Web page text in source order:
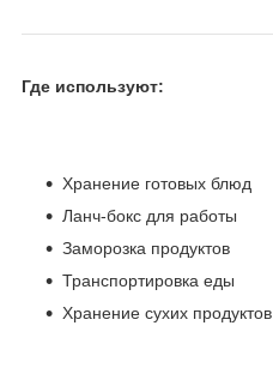
Где используют:
Хранение готовых блюд
Ланч-бокс для работы
Заморозка продуктов
Транспортировка еды
Хранение сухих продуктов